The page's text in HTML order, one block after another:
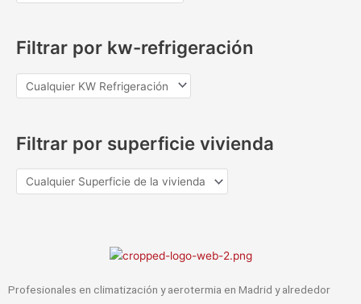
Filtrar por kw-refrigeración
Filtrar por superficie vivienda
Profesionales en climatización y aerotermia en Madrid y alrededor